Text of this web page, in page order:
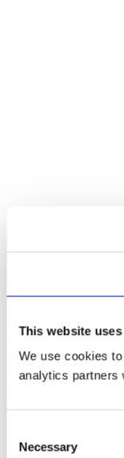
This website
We use cookies
analytics partners
Selection
Necessary